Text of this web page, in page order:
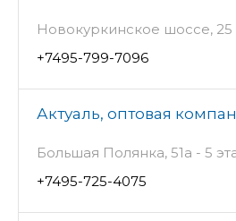
Новокуркинское шоссе, 25
+7495-799-7096
Актуаль, оптовая
Большая Полянка, 51а - 5
+7495-725-4075